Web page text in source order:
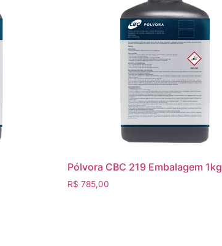
Pólvora CBC 219 Embalagem 1kg
R$ 785,00